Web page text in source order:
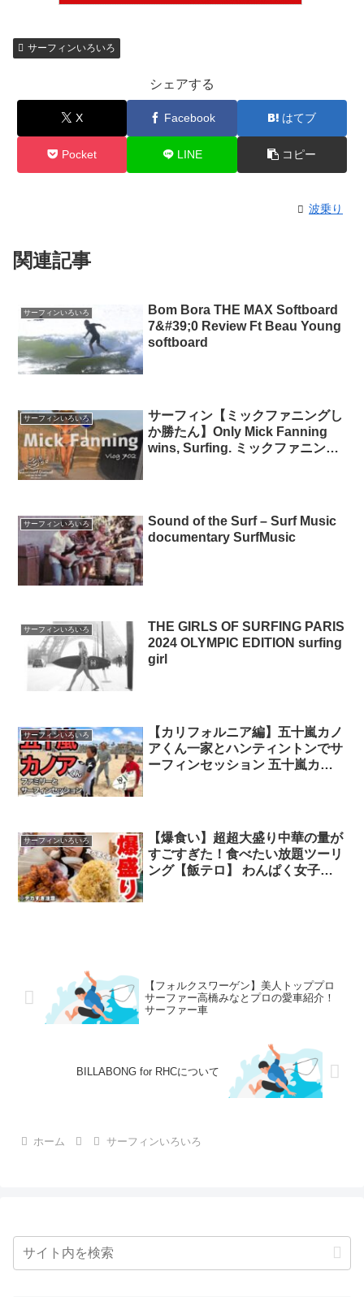
サーフィンいろいろ
シェアする
X Facebook はてブ
Pocket LINE コピー
波乗り
関連記事
サーフィンいろいろ
Bom Bora THE MAX Softboard
7&#39;0 Review Ft Beau Young
softboard
サーフィンいろいろ
サーフィン【ミックファニングし
か勝たん】Only Mick Fanning
wins, Surfing. ミックファニング
サーフィンいろいろ
Sound of the Surf – Surf Music
documentary SurfMusic
サーフィンいろいろ
THE GIRLS OF SURFING PARIS
2024 OLYMPIC EDITION surfing
girl
サーフィンいろいろ
【カリフォルニア編】五十嵐カノ
アくん一家とハンティントンでサ
ーフィンセッション 五十嵐カノ
サーフィンいろいろ
【爆食い】超超大盛り中華の量が
すごすぎた！食べたい放題ツーリ
ング【飯テロ】 わんぱく女子ラ
【フォルクスワーゲン】美人トッププロ
サーファー高橋みなとプロの愛車紹介！
サーファー車
BILLABONG for RHCについて
ホーム サーフィンいろいろ